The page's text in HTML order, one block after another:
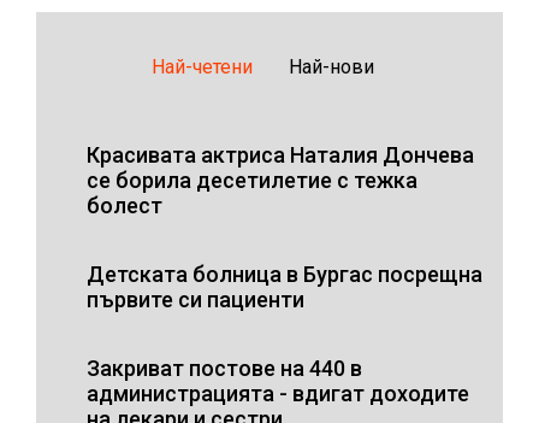
Най-четени Най-нови
Красивата актриса Наталия Дончева
се борила десетилетие с тежка
болест
Детската болница в Бургас посрещна
първите си пациенти
Закриват постове на 440 в
администрацията - вдигат доходите